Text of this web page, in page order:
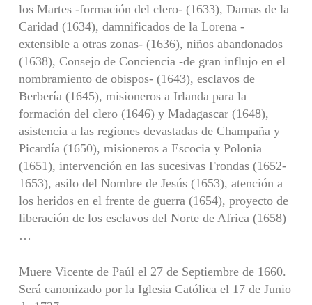
los Martes -formación del clero- (1633), Damas de la
Caridad (1634), damnificados de la Lorena -
extensible a otras zonas- (1636), niños abandonados
(1638), Consejo de Conciencia -de gran influjo en el
nombramiento de obispos- (1643), esclavos de
Berbería (1645), misioneros a Irlanda para la
formación del clero (1646) y Madagascar (1648),
asistencia a las regiones devastadas de Champaña y
Picardía (1650), misioneros a Escocia y Polonia
(1651), intervención en las sucesivas Frondas (1652-
1653), asilo del Nombre de Jesús (1653), atención a
los heridos en el frente de guerra (1654), proyecto de
liberación de los esclavos del Norte de Africa (1658)
…
Muere Vicente de Paúl el 27 de Septiembre de 1660.
Será canonizado por la Iglesia Católica el 17 de Junio